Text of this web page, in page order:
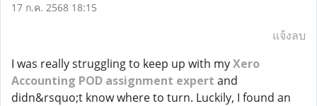
17 ก.ค. 2568 18:15
แจ้งลบ
I was really struggling to keep up with myXero
Accounting POD assignment expert and
didn&rsquo;t know where to turn. Luckily, I found an